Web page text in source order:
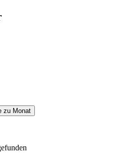
zu Monat